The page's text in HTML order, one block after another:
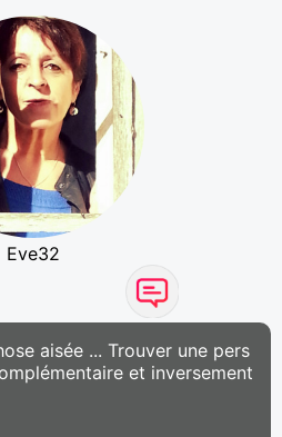
Eve32
aisée ... Trouver une pers
et inversement